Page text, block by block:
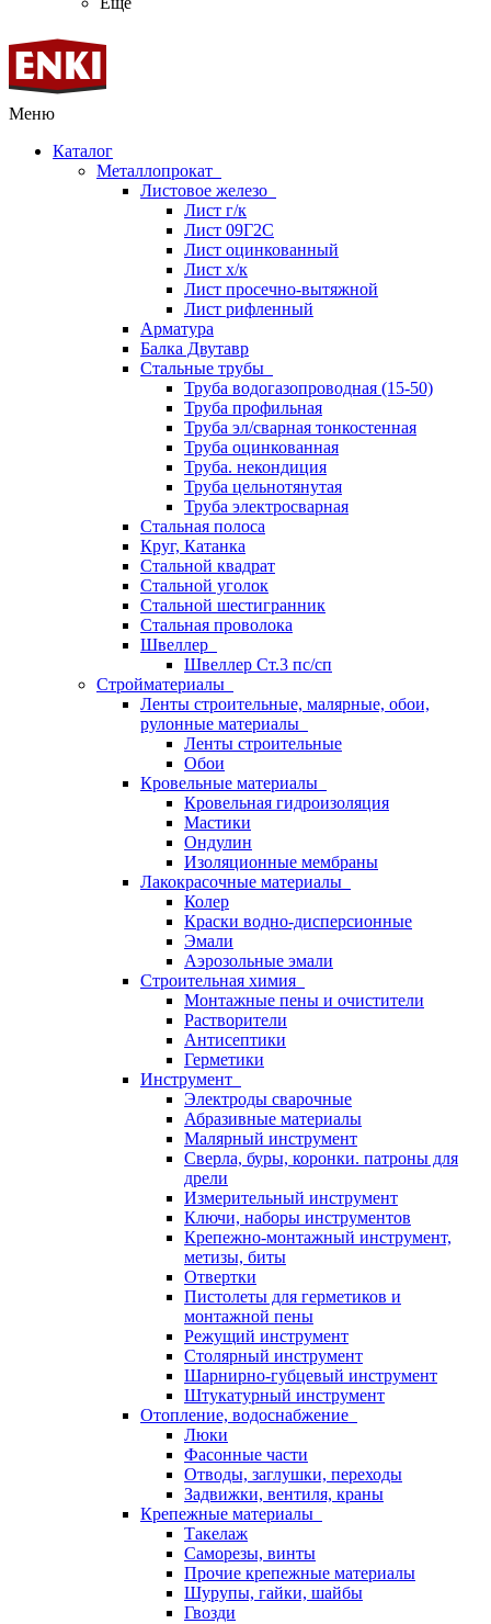
Меню
Каталог
Металлопрокат
Листовое железо
Лист г/к
Лист 09Г2С
Лист оцинкованный
Лист х/к
Лист просечно-вытяжной
Лист рифленный
Арматура
Балка Двутавр
Стальные трубы
Труба водогазопроводная (15-50)
Труба профильная
Труба эл/сварная тонкостенная
Труба оцинкованная
Труба. некондиция
Труба цельнотянутая
Труба электросварная
Стальная полоса
Круг, Катанка
Стальной квадрат
Стальной уголок
Стальной шестигранник
Стальная проволока
Швеллер
Швеллер Ст.3 пс/сп
Стройматериалы
Ленты строительные, малярные, обои,
рулонные материалы
Ленты строительные
Обои
Кровельные материалы
Кровельная гидроизоляция
Мастики
Ондулин
Изоляционные мембраны
Лакокрасочные материалы
Колер
Краски водно-дисперсионные
Эмали
Аэрозольные эмали
Строительная химия
Монтажные пены и очистители
Растворители
Антисептики
Герметики
Инструмент
Электроды сварочные
Абразивные материалы
Малярный инструмент
Сверла, буры, коронки. патроны для
дрели
Измерительный инструмент
Ключи, наборы инструментов
Крепежно-монтажный инструмент,
метизы, биты
Отвертки
Пистолеты для герметиков и
монтажной пены
Режущий инструмент
Столярный инструмент
Шарнирно-губцевый инструмент
Штукатурный инструмент
Отопление, водоснабжение
Люки
Фасонные части
Отводы, заглушки, переходы
Задвижки, вентиля, краны
Крепежные материалы
Такелаж
Саморезы, винты
Прочие крепежные материалы
Шурупы, гайки, шайбы
Гвозди